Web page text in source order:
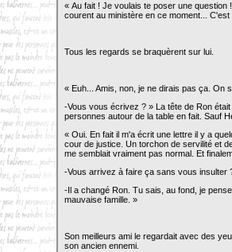
« Au fait ! Je voulais te poser une
courent au ministère en ce moment...
Tous les regards se braquèrent sur lui.
« Euh... Amis, non, je ne dirais pas ça. On
-Vous vous écrivez ? » La tête de Ron
personnes autour de la table en fait. Sauf
« Oui. En fait il m'a écrit une lettre il y a
cour de justice. Un torchon de servilité et
me semblait vraiment pas normal. Et
-Vous arrivez à faire ça sans vous insulter
-Il a changé Ron. Tu sais, au fond, je
mauvaise famille. »
Son meilleurs ami le regardait avec des
son ancien ennemi.